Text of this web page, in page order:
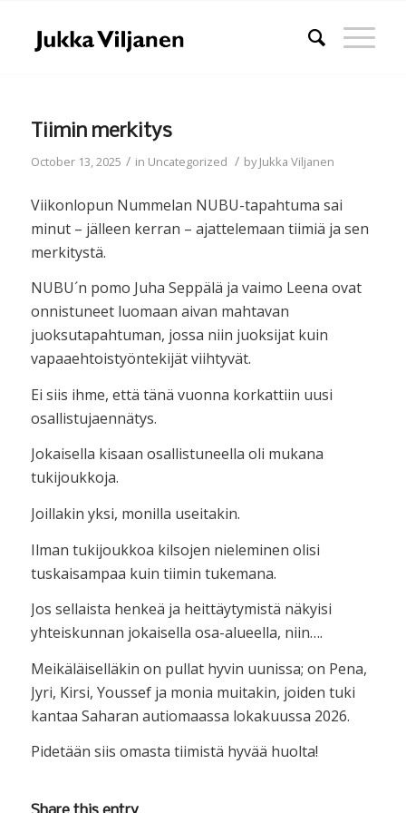
Tiimin merkitys
October 13, 2025 / in Uncategorized / byJukka Viljanen
Viikonlopun Nummelan NUBU-tapahtuma sai
minut – jälleen kerran – ajattelemaan tiimiä ja sen
merkitystä.
NUBU´n pomo Juha Seppälä ja vaimo Leena ovat
onnistuneet luomaan aivan mahtavan
juoksutapahtuman, jossa niin juoksijat kuin
vapaaehtoistyöntekijät viihtyvät.
Ei siis ihme, että tänä vuonna korkattiin uusi
osallistujaennätys.
Jokaisella kisaan osallistuneella oli mukana
tukijoukkoja.
Joillakin yksi, monilla useitakin.
Ilman tukijoukkoa kilsojen nieleminen olisi
tuskaisampaa kuin tiimin tukemana.
Jos sellaista henkeä ja heittäytymistä näkyisi
yhteiskunnan jokaisella osa-alueella, niin….
Meikäläiselläkin on pullat hyvin uunissa; on Pena,
Jyri, Kirsi, Youssef ja monia muitakin, joiden tuki
kantaa Saharan autiomaassa lokakuussa 2026.
Pidetään siis omasta tiimistä hyvää huolta!